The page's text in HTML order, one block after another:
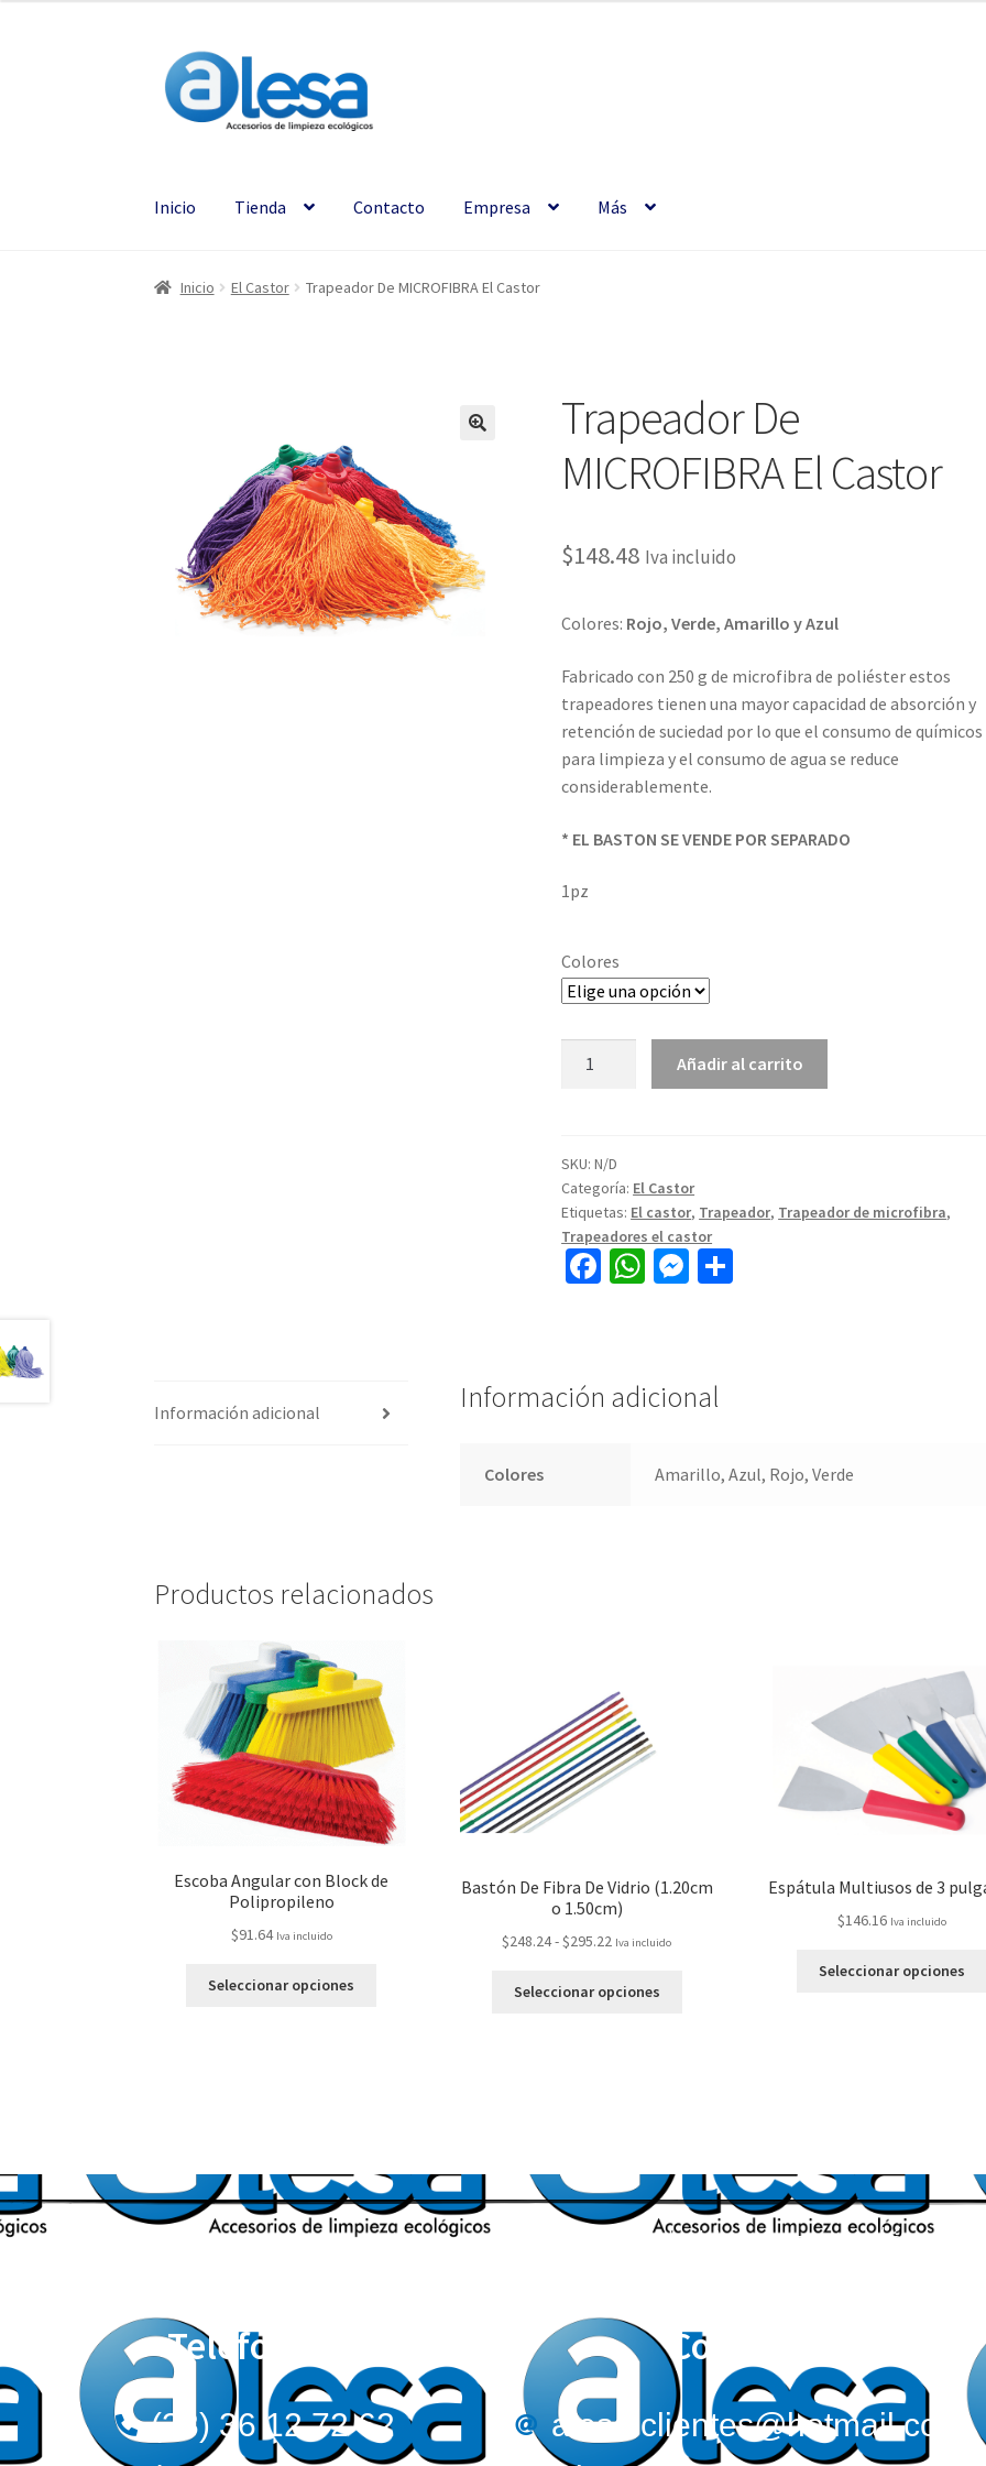
Inicio Tienda Contacto Empresa Más
Inicio El Castor Trapeador De MICROFIBRA El Castor
Trapeador De
MICROFIBRA El Castor
$148.48 Iva incluido
Colores: Rojo, Verde, Amarillo y Azul
Fabricado con 250 g de microfibra de poliéster estos
trapeadores tienen una mayor capacidad de absorción y
retención de suciedad por lo que el consumo de químicos
para limpieza y el consumo de agua se reduce
considerablemente.
* EL BASTON SE VENDE POR SEPARADO
1pz
Colores
Añadir al carrito
SKU:N/D
Categoría: El Castor
Etiquetas: El castor, Trapeador, Trapeador de microfibra,
Trapeadores el castor
Fa
o
W
p
M
ge
Información adicional Información adicional
Colores Amarillo, Azul, Rojo, Verde
Productos relacionados
Escoba Angular con Block de
Polipropileno
$91.64 Iva incluido
Seleccionar opciones
Bastón De Fibra De Vidrio (1.20cm
o 1.50cm)
$248.24- $295.22 Iva incluido
Seleccionar opciones
Espátula Multiusos de 3
$146.16 Iva incluido
Seleccionar opciones
Accesorios de Limpieza ecológicos
Teléfonos: Correos:
(33) 36 12 72 62
alesa.clientes@hotmail.com